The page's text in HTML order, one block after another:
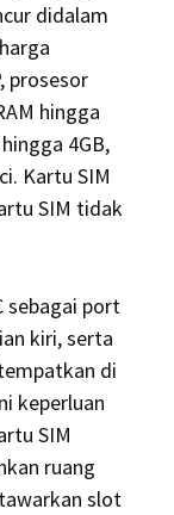
didalam
prosesor
hingga
4GB,
Kartu SIM
SIM tidak
sebagai port
kiri, serta
di
keperluan
SIM
ruang
slot